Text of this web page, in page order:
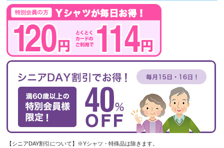
【シニアDAY割引について】※Yシャツ・特殊品は除きます。